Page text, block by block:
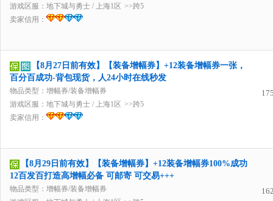
游戏区服： 地下城与勇士 / 上海1区 >>跨5
卖家信用：
【8月27日前有效】【装备增幅券】+12装备增幅券一张，
百分百成功-背包现货，人24小时在线秒发
物品类型：增幅券/装备增幅券
游戏区服： 地下城与勇士 / 上海1区 >>跨5
卖家信用：
【8月29日前有效】【装备增幅券】+12装备增幅券100%成功
12百发百打造高增幅必备 可邮寄 可交易+++
物品类型：增幅券/装备增幅券